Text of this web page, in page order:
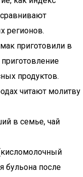
регионов.
приготовили в
продуктов.
читают молитву
в семье, чай
бульона после